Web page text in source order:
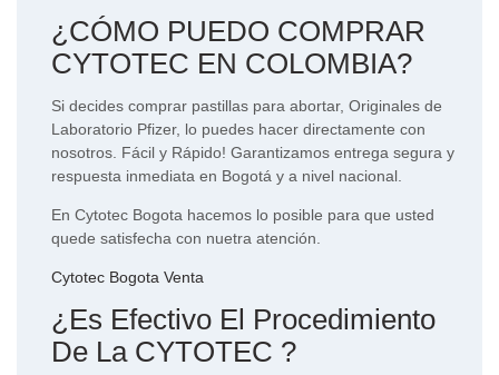
¿CÓMO PUEDO COMPRAR
CYTOTEC EN COLOMBIA?
Si decides comprar pastillas para abortar, Originales de
Laboratorio Pfizer, lo puedes hacer directamente con
nosotros. Fácil y Rápido! Garantizamos entrega segura y
respuesta inmediata en Bogotá y a nivel nacional.
En Cytotec Bogota hacemos lo posible para que usted
quede satisfecha con nuetra atención.
Cytotec Bogota Venta
¿Es Efectivo El Procedimiento
De La CYTOTEC ?